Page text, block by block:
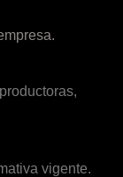
vigente.